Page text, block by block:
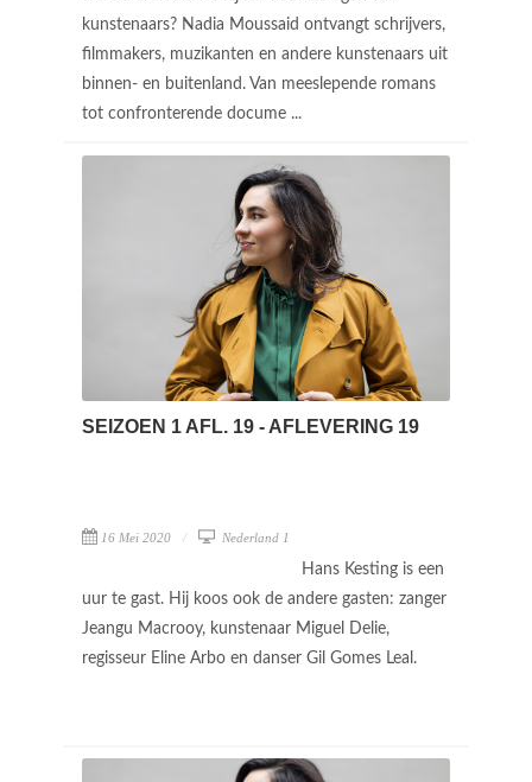
kunstenaars? Nadia Moussaid ontvangt schrijvers,
filmmakers, muzikanten en andere kunstenaars uit
binnen- en buitenland. Van meeslepende romans
tot confronterende docume ...
SEIZOEN 1 AFL. 19 - AFLEVERING 19
16 Mei 2020 Nederland 1
Hans Kesting is een
uur te gast. Hij koos ook de andere gasten: zanger
Jeangu Macrooy, kunstenaar Miguel Delie,
regisseur Eline Arbo en danser Gil Gomes Leal.